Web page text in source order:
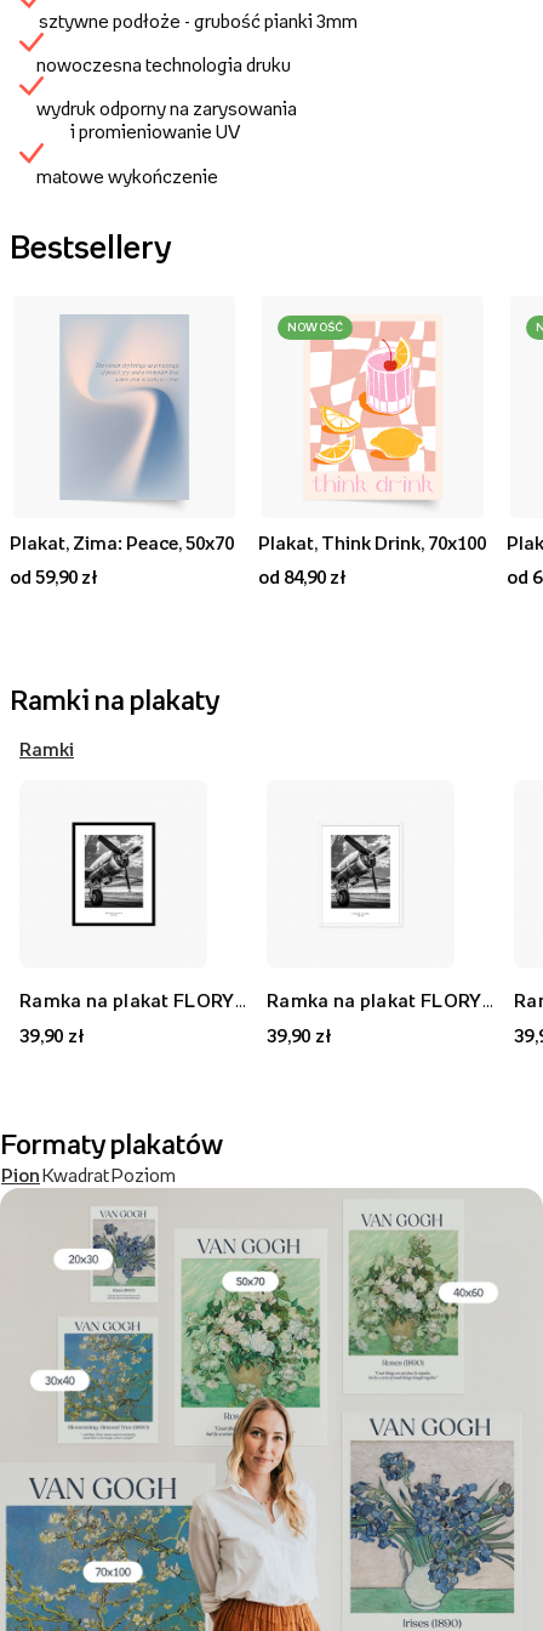
sztywne podłoże - grubość pianki 3mm
nowoczesna technologia druku
wydruk odporny na zarysowania
i promieniowanie UV
matowe wykończenie
Bestsellery
Plakat, Zima: Peace, 50x70
od 59,90 zł
NOWOŚĆ
Plakat, Think Drink, 70x100
od 84,90 zł
od
Ramki na plakaty
Ramki
39,90 zł
39,90 zł
Formaty plakatów
PionKwadratPoziom